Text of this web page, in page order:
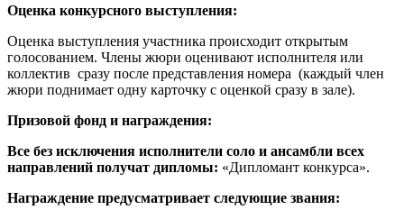
Оценка конкурсного выступления:
Оценка выступления участника происходит открытым
голосованием. Члены жюри оценивают исполнителя или
коллектив сразу после представления номера (каждый член
жюри поднимает одну карточку с оценкой сразу в зале).
Призовой фонд и награждения:
Все без исключения исполнители соло и ансамбли всех
направлений получат дипломы: «Дипломант конкурса».
Награждение предусматривает следующие звания: